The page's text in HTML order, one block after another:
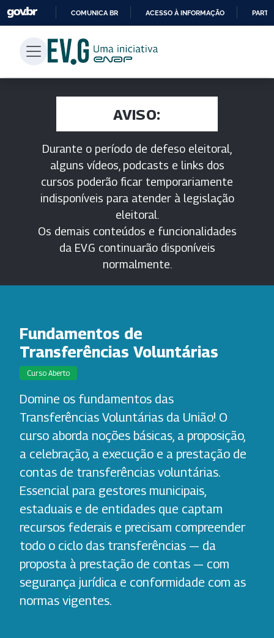
PARA
CONTEÚDO
COMUNICA BR ACESSO À INFORMAÇÃO
AVISO:
Durante o período de defeso eleitoral,
alguns vídeos, podcasts e links dos
cursos poderão ficar temporariamente
indisponíveis para atender à legislação
eleitoral.
Os demais conteúdos e funcionalidades
da EV.G continuarão disponíveis
normalmente.
Fundamentos de
Transferências Voluntárias
Curso Aberto
Domine os fundamentos das
Transferências Voluntárias da União! O
curso aborda noções básicas, a proposição,
a celebração, a execução e a prestação de
contas de transferências voluntárias.
Essencial para gestores municipais,
estaduais e de entidades que captam
recursos federais e precisam compreender
todo o ciclo das transferências — da
proposta à prestação de contas — com
segurança jurídica e conformidade com as
normas vigentes.